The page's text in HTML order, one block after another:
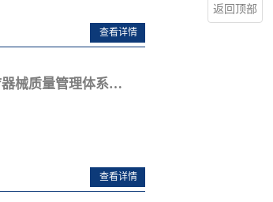
市公交、客
认证咨询 | ISO
CTO首席技
等管理
接线等产品专
、科学的品
保时捷审厂
查看详情
拓普联科股份全面推进ISO13485:2016及QC080000:2017医疗器械质量管理体系及有害物质过程管理体系
成为Pogo Pin
查看详情
返回顶部